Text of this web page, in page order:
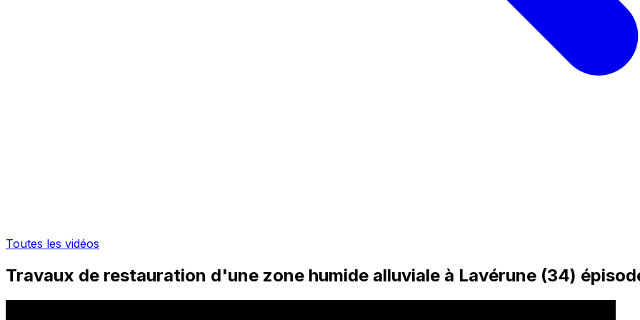
Toutes les vidéos
Travaux de restauration d'une zone humide alluviale à Lavérune (34)